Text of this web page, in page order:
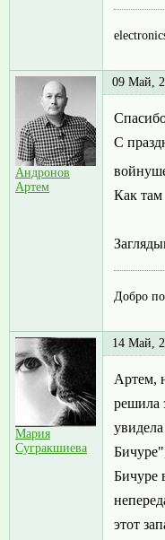
Андронов
Артем
09 Май,
С
Как там
Добро
Мария
Сугракшиева
14 Май,
Артем,
решила
Бичуре
этот